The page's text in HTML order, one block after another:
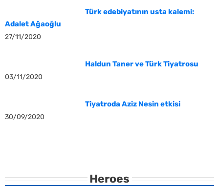
Türk edebiyatının usta kalemi:
Adalet Ağaoğlu
27/11/2020
Haldun Taner ve Türk Tiyatrosu
03/11/2020
Tiyatroda Aziz Nesin etkisi
30/09/2020
Heroes